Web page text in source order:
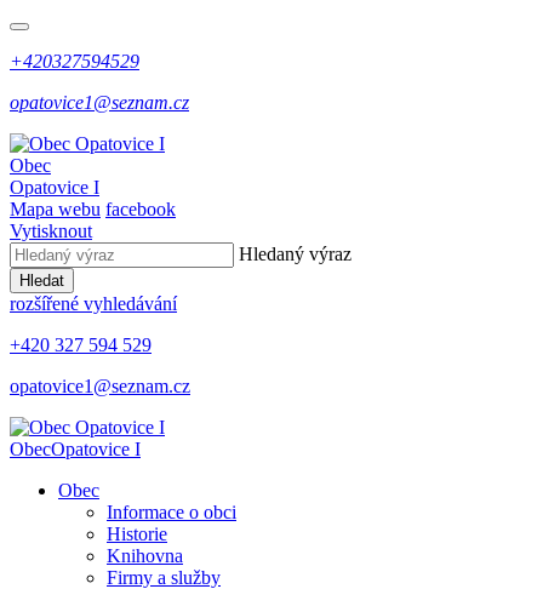
+420327594529
opatovice1@seznam.cz
Obec
Opatovice I
Mapa webu facebook
Vytisknout
Hledaný výraz
Hledat
rozšířené vyhledávání
+420 327 594 529
opatovice1@seznam.cz
ObecOpatovice I
Obec
Informace o obci
Historie
Knihovna
Firmy a služby